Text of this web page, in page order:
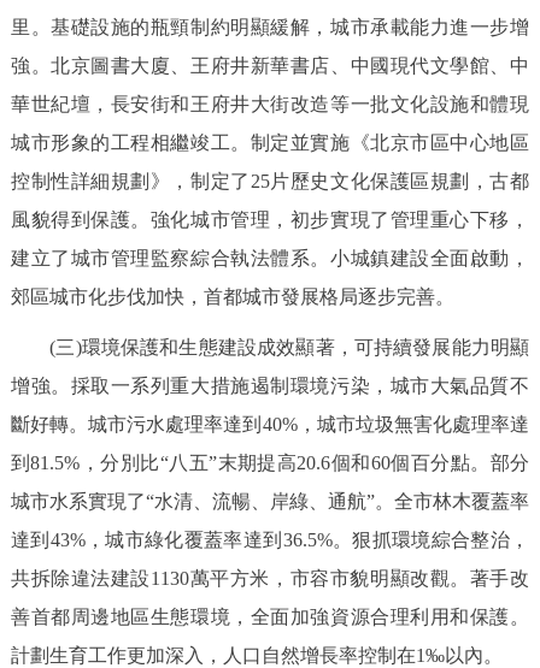
里。基礎設施的瓶頸制約明顯緩解，城市承載能力進一步增
強。北京圖書大廈、王府井新華書店、中國現代文學館、中
華世紀壇，長安街和王府井大街改造等一批文化設施和體現
城市形象的工程相繼竣工。制定並實施《北京市區中心地區
控制性詳細規劃》，制定了25片歷史文化保護區規劃，古都
風貌得到保護。強化城市管理，初步實現了管理重心下移，
建立了城市管理監察綜合執法體系。小城鎮建設全面啟動，
郊區城市化步伐加快，首都城市發展格局逐步完善。
(三)環境保護和生態建設成效顯著，可持續發展能力明顯
增強。採取一系列重大措施遏制環境污染，城市大氣品質不
斷好轉。城市污水處理率達到40%，城市垃圾無害化處理率達
到81.5%，分別比“八五”末期提高20.6個和60個百分點。部分
城市水系實現了“水清、流暢、岸綠、通航”。全市林木覆蓋率
達到43%，城市綠化覆蓋率達到36.5%。狠抓環境綜合整治，
共拆除違法建設1130萬平方米，市容市貌明顯改觀。著手改
善首都周邊地區生態環境，全面加強資源合理利用和保護。
計劃生育工作更加深入，人口自然增長率控制在1‰以內。